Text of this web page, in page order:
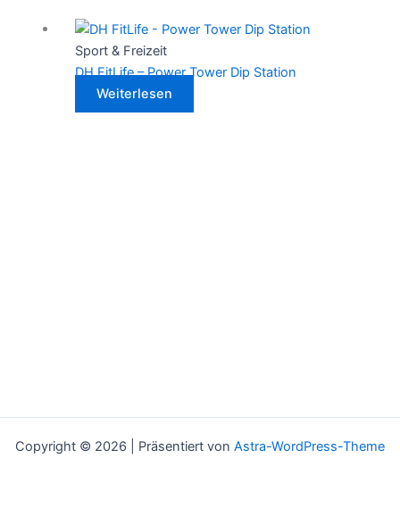
Sport & Freizeit
DH FitLife – Power Tower Dip Station
Weiterlesen
Copyright © 2026 | Präsentiert von Astra-WordPress-Theme